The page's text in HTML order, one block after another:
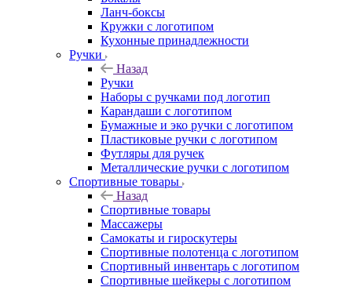
Ланч-боксы
Кружки с логотипом
Кухонные принадлежности
Ручки
Назад
Ручки
Наборы с ручками под логотип
Карандаши с логотипом
Бумажные и эко ручки с логотипом
Пластиковые ручки с логотипом
Футляры для ручек
Металлические ручки с логотипом
Спортивные товары
Назад
Спортивные товары
Массажеры
Самокаты и гироскутеры
Спортивные полотенца с логотипом
Спортивный инвентарь с логотипом
Спортивные шейкеры с логотипом